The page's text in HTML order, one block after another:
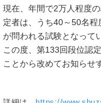
現在、年間で2万人程度
定者は、うち40～50名
が問われる試験となって
この度、第133回段位認
ことから改めてお知らせ